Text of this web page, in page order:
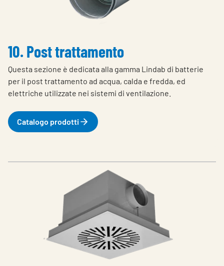
10. Post trattamento
Questa sezione è dedicata alla gamma Lindab di batterie
per il post trattamento ad acqua, calda e fredda, ed
elettriche utilizzate nei sistemi di ventilazione.
Catalogo prodotti